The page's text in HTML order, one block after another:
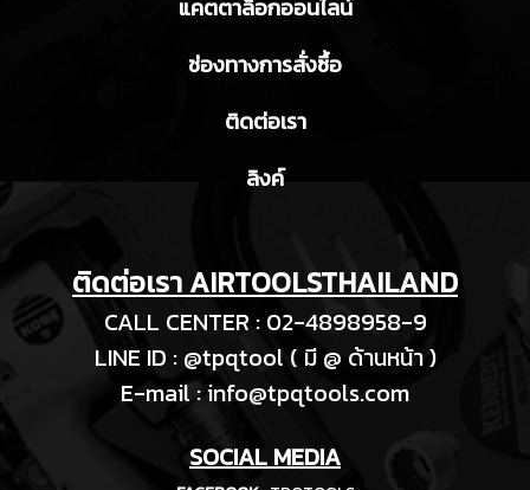
แคตตาล็อกออนไลน์
ช่องทางการสั่งซื้อ
ติดต่อเรา
ลิงค์
ติดต่อเรา AIRTOOLSTHAILAND
CALL CENTER : 02-4898958-9
LINE ID : @tpqtool ( มี @ ด้านหน้า )
E-mail :info@tpqtools.com
SOCIAL MEDIA